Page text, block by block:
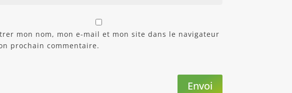
mon nom, mon e-mail et mon site dans le navigateur
prochain commentaire.
Envoi